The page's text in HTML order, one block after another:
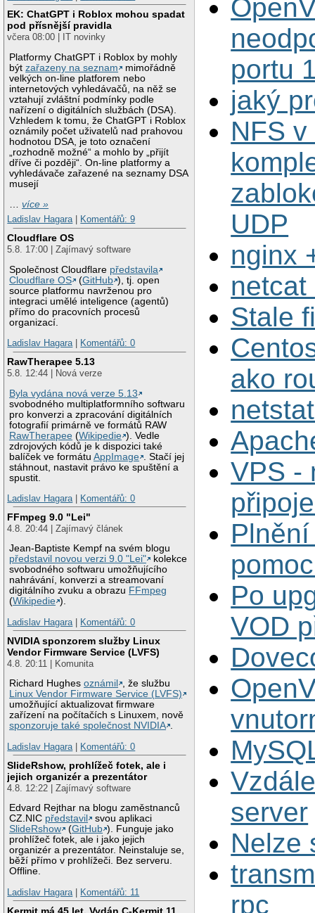
EK: ChatGPT i Roblox mohou spadat
pod přísnější pravidla
včera 08:00 | IT novinky
Platformy ChatGPT i Roblox by mohly
býtzařazeny na seznam
mimořádně
velkých on-line platforem nebo
internetových vyhledávačů, na něž se
vztahují zvláštní podmínky podle
nařízení o digitálních službách (DSA).
Vzhledem k tomu, že ChatGPT i Roblox
oznámily počet uživatelů nad prahovou
hodnotou DSA, je toto označení
„rozhodně možné“ a mohlo by „přijít
dříve či později“. On-line platformy a
vyhledávače zařazené na seznamy DSA
musejí
…více »
Ladislav Hagara| Komentářů: 9
Cloudflare OS
5.8. 17:00 | Zajímavý software
Společnost Cloudflare představila
Cloudflare OS
(GitHub ), tj. open
source platformu navrženou pro
integraci umělé inteligence (agentů)
přímo do pracovních procesů
organizací.
Ladislav Hagara| Komentářů: 0
RawTherapee 5.13
5.8. 12:44 | Nová verze
Byla vydána nová verze 5.13
svobodného multiplatformního softwaru
pro konverzi a zpracování digitálních
fotografií primárně ve formátů RAW
RawTherapee (Wikipedie ). Vedle
zdrojových kódů je k dispozici také
balíček ve formátuAppImage
. Stačí jej
stáhnout, nastavit právo ke spuštění a
spustit.
Ladislav Hagara| Komentářů: 0
FFmpeg 9.0 "Lei"
4.8. 20:44 | Zajímavý článek
Jean-Baptiste Kempf na svém blogu
představil novou verzi 9.0 "Lei"
kolekce
svobodného softwaru umožňujícího
nahrávání, konverzi a streamovaní
digitálního zvuku a obrazu FFmpeg
(Wikipedie ).
Ladislav Hagara| Komentářů: 0
NVIDIA sponzorem služby Linux
Vendor Firmware Service (LVFS)
4.8. 20:11 | Komunita
Richard Hughesoznámil
, že službu
Linux Vendor Firmware Service (LVFS)
umožňující aktualizovat firmware
zařízení na počítačích s Linuxem, nově
sponzoruje také společnost NVIDIA .
Ladislav Hagara| Komentářů: 0
SlideRshow, prohlížeč fotek, ale i
jejich organizér a prezentátor
4.8. 12:22 | Zajímavý software
Edvard Rejthar na blogu zaměstnanců
CZ.NIC představil
svou aplikaci
SlideRshow
(GitHub ). Funguje jako
prohlížeč fotek, ale i jako jejich
organizér a prezentátor. Neinstaluje se,
běží přímo v prohlížeči. Bez serveru.
Offline.
Ladislav Hagara| Komentářů: 11
Kermit má 45 let. Vydán C-Kermit 11
portu
jaký
NFS v
UDP
nginx
Stale
ako
VPS -
Po
VOD
server
Nelze
rpc